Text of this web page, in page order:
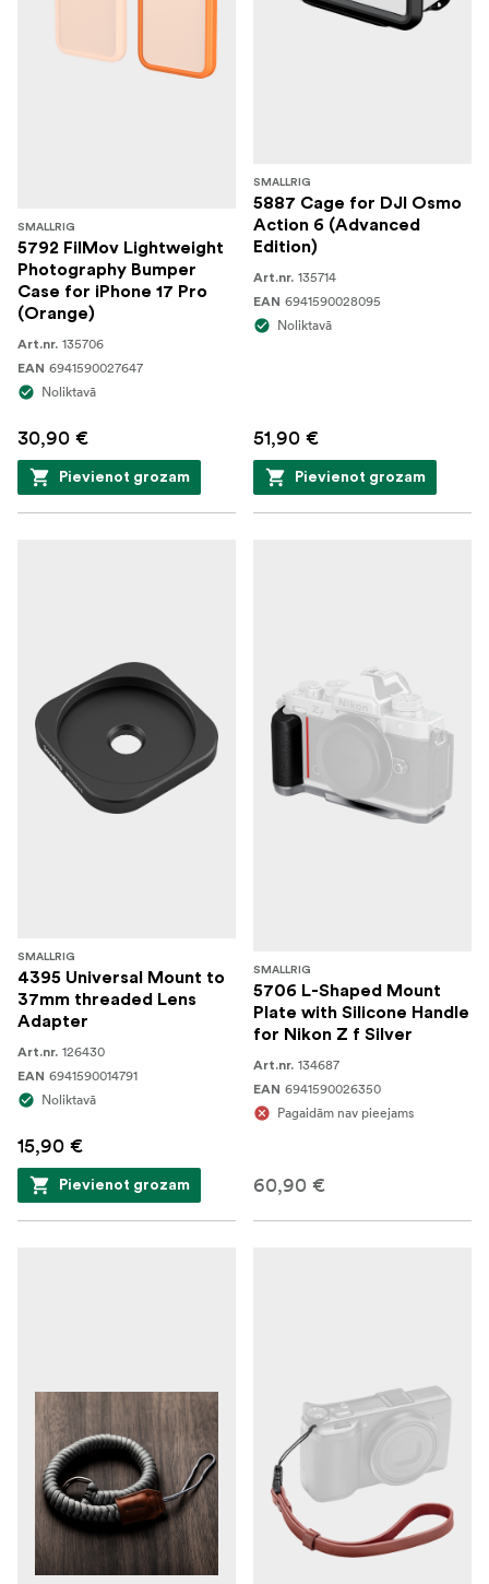
SMALLRIG
5792 FilMov Lightweight
Photography Bumper
Case for iPhone 17 Pro
(Orange)
Art.nr. 135706
EAN 6941590027647
Noliktavā
30,90 €
Pievienot grozam
SMALLRIG
5887 Cage for DJI Osmo
Action 6 (Advanced
Edition)
Art.nr. 135714
EAN 6941590028095
Noliktavā
51,90 €
Pievienot grozam
SMALLRIG
4395 Universal Mount to
37mm threaded Lens
Adapter
Art.nr. 126430
EAN 6941590014791
Noliktavā
15,90 €
Pievienot grozam
SMALLRIG
5706 L-Shaped Mount
Plate with Silicone Handle
for Nikon Z f Silver
Art.nr. 134687
EAN 6941590026350
Pagaidām nav pieejams
60,90 €